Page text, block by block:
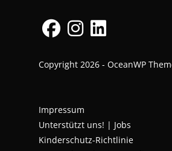
Copyright 2026 - OceanWP
Impressum
Unterstützt uns! | Jobs
Kinderschutz-Richtlinie